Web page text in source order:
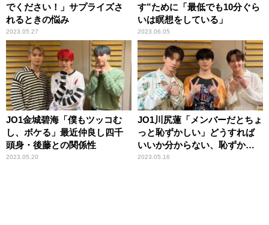
でください！」サプライズさ
れるときの悩み
2023.05.27
す”ために「最低でも10分ぐら
いは瞑想をしている」
2023.06.05
JO1金城碧海「僕もツッコむ
し、ボケる」最近仲良し四千
頭身・後藤との関係性
2023.05.20
JO1川尻蓮「メンバーだとちょ
っと恥ずかしい」どうすれば
いいか分からない、恥ずかし
い瞬間
2023.05.16